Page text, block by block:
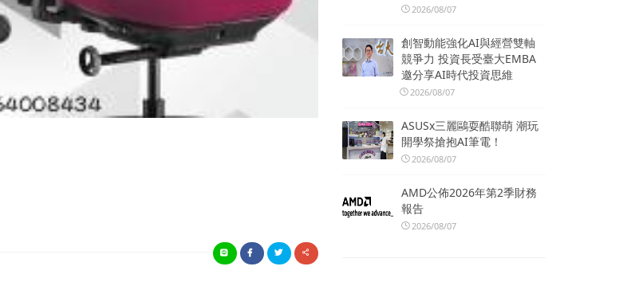
2026/08/07
創智動能強化AI與經營雙軸
競爭力 投資長受臺大EMBA
邀分享AI時代投資思維
2026/08/07
ASUSx三麗鷗耍酷聯萌 潮玩
開學祭搶抱AI筆電！
2026/08/07
AMD公佈2026年第2季財務
報告
2026/08/07